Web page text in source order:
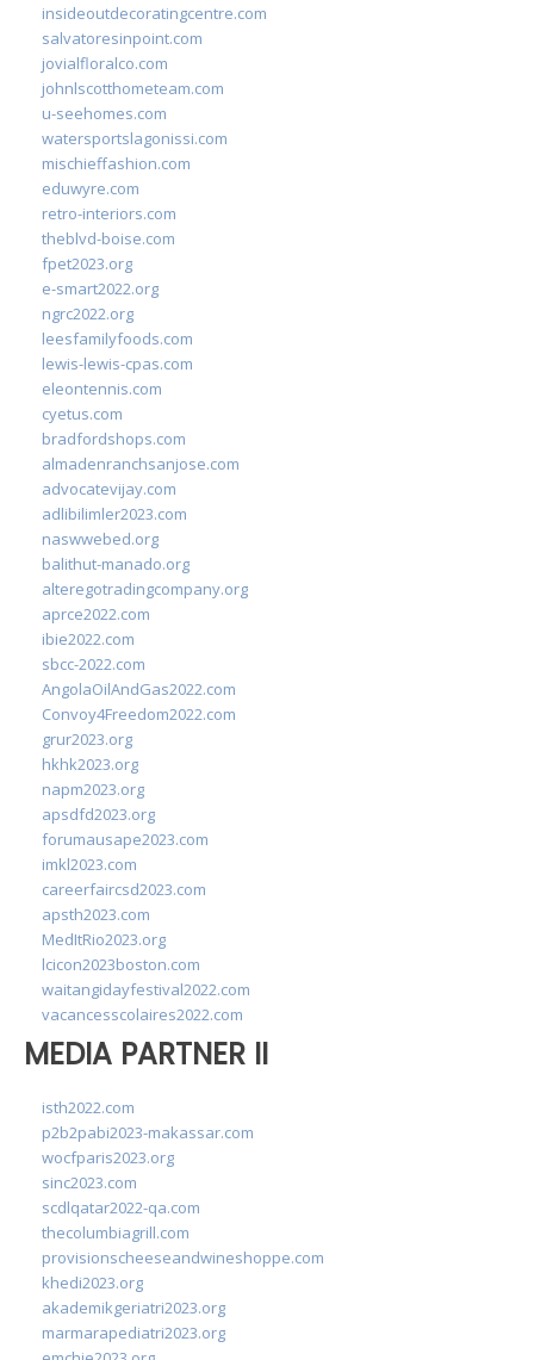
insideoutdecoratingcentre.com
salvatoresinpoint.com
jovialfloralco.com
johnlscotthometeam.com
u-seehomes.com
watersportslagonissi.com
mischieffashion.com
eduwyre.com
retro-interiors.com
theblvd-boise.com
fpet2023.org
e-smart2022.org
ngrc2022.org
leesfamilyfoods.com
lewis-lewis-cpas.com
eleontennis.com
cyetus.com
bradfordshops.com
almadenranchsanjose.com
advocatevijay.com
adlibilimler2023.com
naswwebed.org
balithut-manado.org
alteregotradingcompany.org
aprce2022.com
ibie2022.com
sbcc-2022.com
AngolaOilAndGas2022.com
Convoy4Freedom2022.com
grur2023.org
hkhk2023.org
napm2023.org
apsdfd2023.org
forumausape2023.com
imkl2023.com
careerfaircsd2023.com
apsth2023.com
MedItRio2023.org
lcicon2023boston.com
waitangidayfestival2022.com
vacancesscolaires2022.com
MEDIA PARTNER II
isth2022.com
p2b2pabi2023-makassar.com
wocfparis2023.org
sinc2023.com
scdlqatar2022-qa.com
thecolumbiagrill.com
provisionscheeseandwineshoppe.com
khedi2023.org
akademikgeriatri2023.org
marmarapediatri2023.org